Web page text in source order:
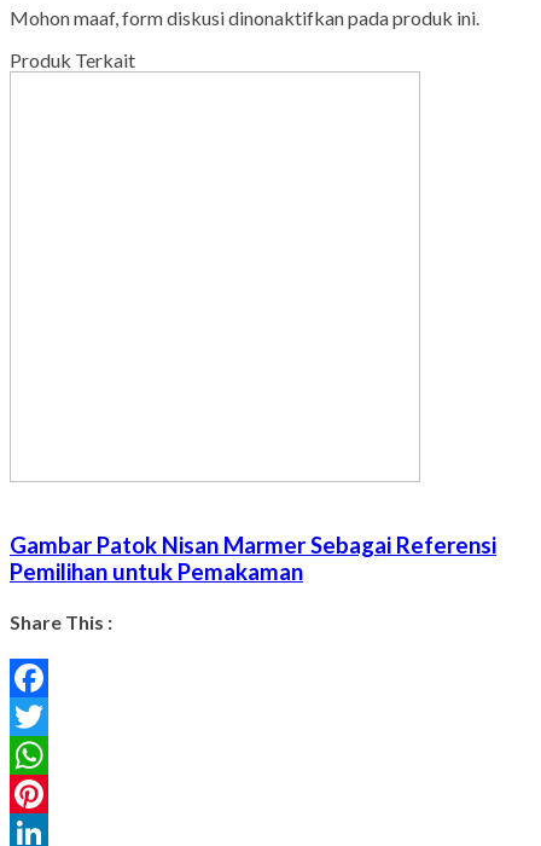
Mohon maaf, form diskusi dinonaktifkan pada produk ini.
Produk Terkait
Gambar Patok Nisan Marmer Sebagai Referensi
Pemilihan untuk Pemakaman
Share This :
Facebook
Twitter
WhatsApp
Pinterest